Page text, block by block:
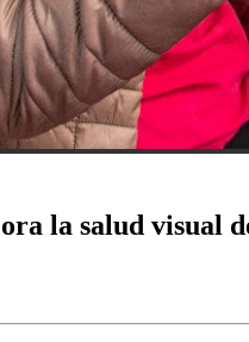
la salud visual